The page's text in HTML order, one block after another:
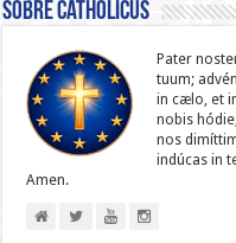
Sobre catholicus
Pater
tuum;
in cælo, et
nobis
nos
indúcas in
Amen.